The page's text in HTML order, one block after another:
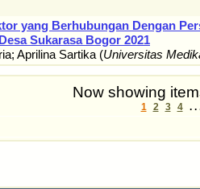
yang Berhubungan Dengan
Sukarasa Bogor 2021
; Aprilina Sartika (Universitas
Now showing
1 2 3 4 . .